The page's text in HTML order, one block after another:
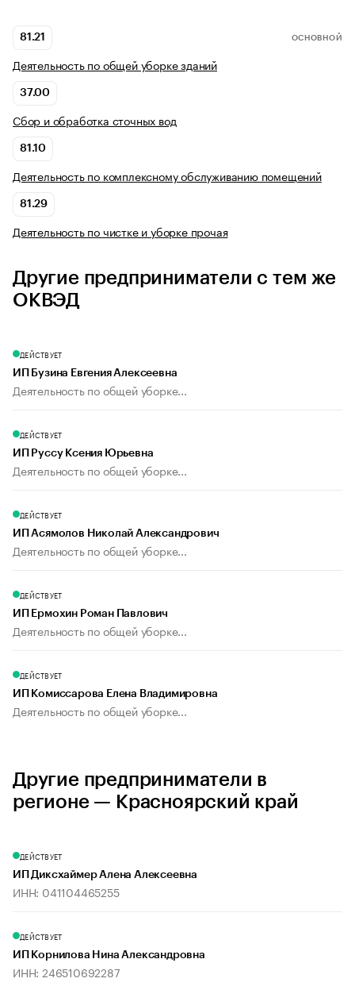
81.21 ОСНОВНОЙ
Деятельность по общей уборке зданий
37.00
Сбор и обработка сточных вод
81.10
Деятельность по комплексному обслуживанию помещений
81.29
Деятельность по чистке и уборке прочая
Другие предприниматели с тем же
ОКВЭД
ДЕЙСТВУЕТ
ИП Бузина Евгения Алексеевна
Деятельность по общей уборке...
ДЕЙСТВУЕТ
ИП Руссу Ксения Юрьевна
Деятельность по общей уборке...
ДЕЙСТВУЕТ
ИП Асямолов Николай Александрович
Деятельность по общей уборке...
ДЕЙСТВУЕТ
ИП Ермохин Роман Павлович
Деятельность по общей уборке...
ДЕЙСТВУЕТ
ИП Комиссарова Елена Владимировна
Деятельность по общей уборке...
Другие предприниматели в
регионе — Красноярский край
ДЕЙСТВУЕТ
ИП Диксхаймер Алена Алексеевна
ИНН: 041104465255
ДЕЙСТВУЕТ
ИП Корнилова Нина Александровна
ИНН: 246510692287